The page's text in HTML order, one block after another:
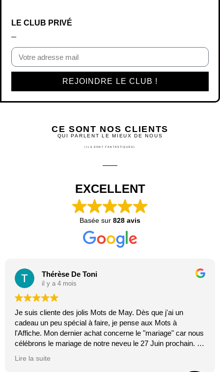
LE CLUB PRIVÉ
REJOINDRE LE CLUB !
CE SONT NOS CLIENTS
QUI PARLENT LE MIEUX DE NOUS
(ILS SONT FANTASTIQUES)
EXCELLENT
Basée sur 828 avis
Thérèse De Toni
il y a 4 mois
Je suis cliente des jolis Mots de May. Dès que j'ai un
cadeau un peu spécial à faire, je pense aux Mots à
l'Affiche. Mon dernier achat concerne le "mariage" car nous
célébrons le mariage de notre neveu le 27 Juin prochain. Je
Lire la suite